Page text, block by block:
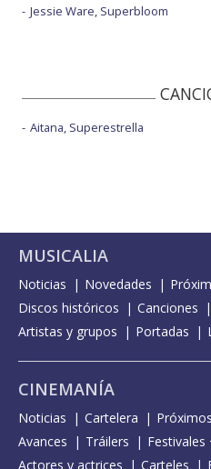
Jessie Ware, Superbloom
Aitana, Superestrella
MUSICALIA
Noticias Novedades
Discos históricos
Canciones
Artistas y grupos
Portadas
CINEMANÍA
Noticias Cartelera
Avances
Tráilers
Actores y actrices
Carteles